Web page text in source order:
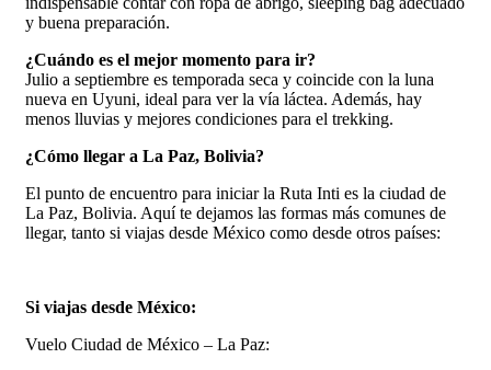
y buena preparación.
¿Cuándo es el mejor momento para ir?
Julio a septiembre es temporada seca y coincide con la luna
nueva en Uyuni, ideal para ver la vía láctea. Además, hay
menos lluvias y mejores condiciones para el trekking.
¿Cómo llegar a La Paz, Bolivia?
El punto de encuentro para iniciar la Ruta Inti es la ciudad de
La Paz, Bolivia. Aquí te dejamos las formas más comunes de
llegar, tanto si viajas desde México como desde otros países:
Si viajas desde México:
Vuelo Ciudad de México – La Paz: